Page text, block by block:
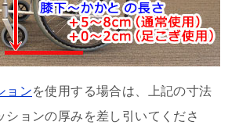
ョンを使用する場合は、上記の寸法
ションの厚みを差し引いてくださ